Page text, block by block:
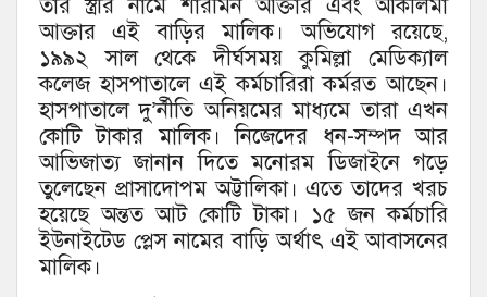
তার স্ত্রীর নামে শারমিন আক্তার এবং আকলিমা
আক্তার এই বাড়ির মালিক। অভিযোগ রয়েছে,
১৯৯২ সাল থেকে দীর্ঘসময় কুমিল্লা মেডিক্যাল
কলেজ হাসপাতালে এই কর্মচারিরা কর্মরত আছেন।
হাসপাতালে দু’র্নীতি অনিয়মের মাধ্যমে তারা এখন
কোটি টাকার মালিক। নিজেদের ধন-সম্পদ আর
আভিজাত্য জানান দিতে মনোরম ডিজাইনে গড়ে
তুলেছেন প্রাসাদোপম অট্টালিকা। এতে তাদের খরচ
হয়েছে অন্তত আট কোটি টাকা। ১৫ জন কর্মচারি
ইউনাইটেড প্লেস নামের বাড়ি অর্থাৎ এই আবাসনের
মালিক।